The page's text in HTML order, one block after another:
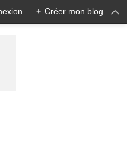
+ Créer mon blog